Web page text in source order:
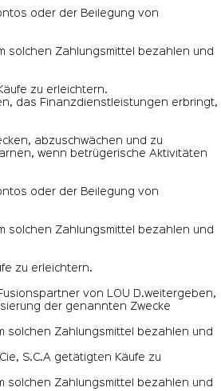
oder der Beilegung von
solchen Zahlungsmittel bezahlen und
zu erleichtern.
das Finanzdienstleistungen erbringt,
abzuschwächen und zu
wenn betrügerische Aktivitäten
oder der Beilegung von
solchen Zahlungsmittel bezahlen und
zu erleichtern.
von LOU D.weitergeben,
der genannten Zwecke
solchen Zahlungsmittel bezahlen und
S.C.A getätigten Käufe zu
solchen Zahlungsmittel bezahlen und